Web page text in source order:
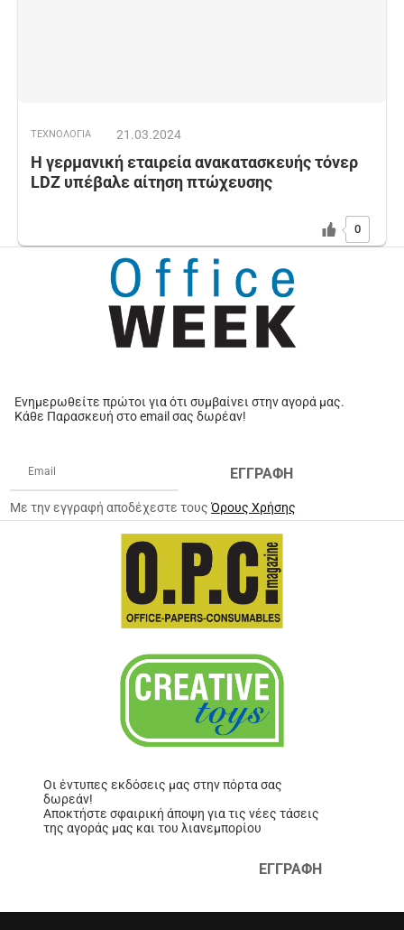
ΤΕΧΝΟΛΟΓΙΑ 21.03.2024
Η γερμανική εταιρεία ανακατασκευής τόνερ
LDZ υπέβαλε αίτηση πτώχευσης
0
Ενημερωθείτε πρώτοι για ότι συμβαίνει στην αγορά μας.
Κάθε Παρασκευή στο email σας δωρέαν!
ΕΓΓΡΑΦΗ
Με την εγγραφή αποδέχεστε τουςΌρους Χρήσης
Οι έντυπες εκδόσεις μας στην πόρτα σας
δωρεάν!
Αποκτήστε σφαιρική άποψη για τις νέες τάσεις
της αγοράς μας και του λιανεμπορίου
ΕΓΓΡΑΦΗ